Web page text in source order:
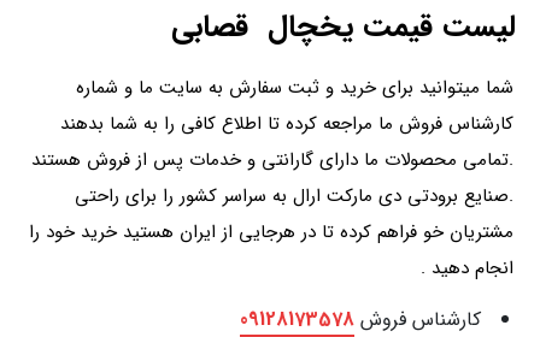
لیست قیمت یخچال قصابی
شما میتوانید برای خرید و ثبت سفارش به سایت ما و شماره
کارشناس فروش ما مراجعه کرده تا اطلاع کافی را به شما بدهند
.تمامی محصولات ما دارای گارانتی و خدمات پس از فروش هستند
.صنایع برودتی دی مارکت ارال به سراسر کشور را برای راحتی
مشتریان خو فراهم کرده تا در هرجایی از ایران هستید خرید خود را
انجام دهید .
کارشناس فروش 09128173578